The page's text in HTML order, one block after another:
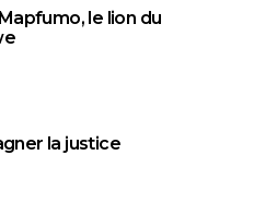
le lion du
la justice